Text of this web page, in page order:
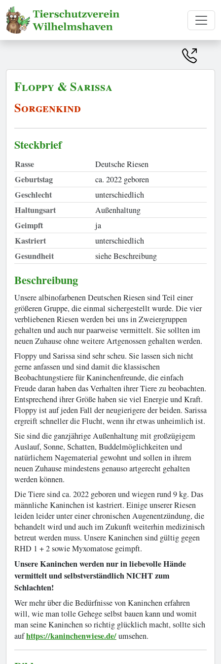
Floppy & Sarissa
Sorgenkind
Steckbrief
Rasse Deutsche Riesen
Geburtstag ca. 2022 geboren
Geschlecht unterschiedlich
Haltungsart Außenhaltung
Geimpft ja
Kastriert unterschiedlich
Gesundheit siehe Beschreibung
Beschreibung
Unsere albinofarbenen Deutschen Riesen sind Teil einer
größeren Gruppe, die einmal sichergestellt wurde. Die vier
verbliebenen Riesen werden bei uns in Zweiergruppen
gehalten und auch nur paarweise vermittelt. Sie sollten im
neuen Zuhause ohne weitere Artgenossen gehalten werden.
Floppy und Sarissa sind sehr scheu. Sie lassen sich nicht
gerne anfassen und sind damit die klassischen
Beobachtungstiere für Kaninchenfreunde, die einfach
Freude daran haben das Verhalten ihrer Tiere zu beobachten.
Entsprechend ihrer Größe haben sie viel Energie und Kraft.
Floppy ist auf jeden Fall der neugierigere der beiden. Sarissa
ergreift schneller die Flucht, wenn ihr etwas unheimlich ist.
Sie sind die ganzjährige Außenhaltung mit großzügigem
Auslauf, Sonne, Schatten, Buddelmöglichkeiten und
natürlichem Nagematerial gewohnt und sollen in ihrem
neuen Zuhause mindestens genauso artgerecht gehalten
werden können.
Die Tiere sind ca. 2022 geboren und wiegen rund 9 kg. Das
männliche Kaninchen ist kastriert. Einige unserer Riesen
leiden leider unter einer chronischen Augenentzündung, die
behandelt wird und auch im Zukunft weiterhin medizinisch
betreut werden muss. Unsere Kaninchen sind gültig gegen
RHD 1 + 2 sowie Myxomatose geimpft.
Unsere Kaninchen werden nur in liebevolle Hände
vermittelt und selbstverständlich NICHT zum
Schlachten!
Wer mehr über die Bedürfnisse von Kaninchen erfahren
will, wie man tolle Gehege selbst bauen kann und womit
man seine Kaninchen so richtig glücklich macht, sollte sich
aufhttps://kaninchenwiese.de/umsehen.